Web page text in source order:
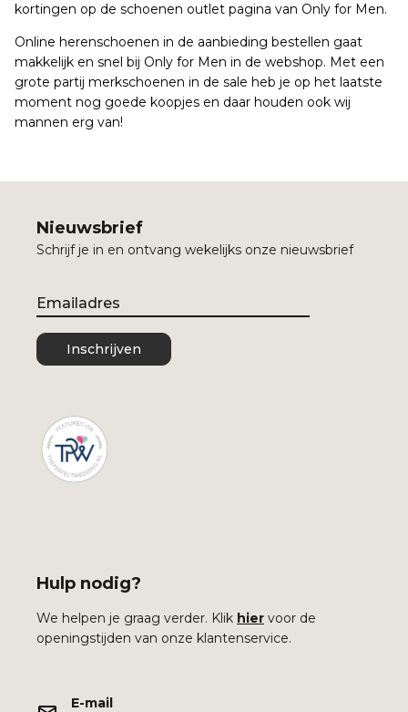
kortingen op de schoenen outlet pagina van Only for Men.
Online herenschoenen in de aanbieding bestellen gaat
makkelijk en snel bij Only for Men in de webshop. Met een
grote partij merkschoenen in de sale heb je op het laatste
moment nog goede koopjes en daar houden ook wij
mannen erg van!
Nieuwsbrief
Schrijf je in en ontvang wekelijks onze nieuwsbrief
Email
Inschrijven
Hulp nodig?
We helpen je graag verder. Klik hier voor de
openingstijden van onze klantenservice.
E-mail